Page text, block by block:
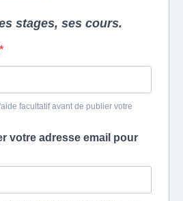
stages, ses cours.
facultatif avant de publier votre
votre adresse email pour